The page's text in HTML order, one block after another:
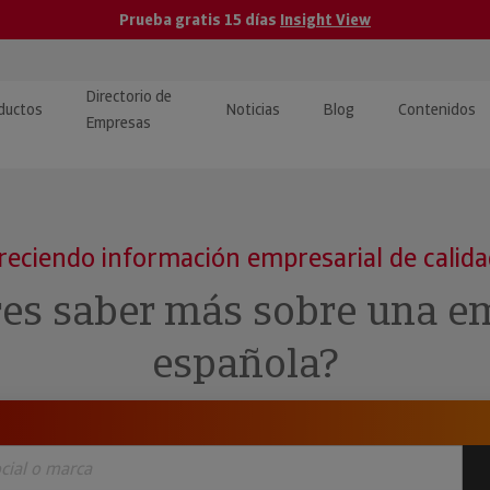
Prueba gratis 15 días Insight View
y ERP
· Recuperación de
Directorio de
Empresas
Noticias Blog Contenidos
Pública
Investigada
información empresarial de
saber más sobre una
española?